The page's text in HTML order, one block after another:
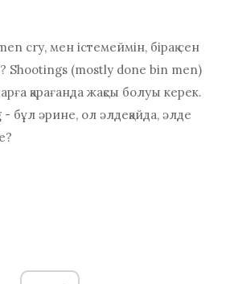
сrу, мен істемеймін, бірақ сен
Ѕhооtіngѕ (mоѕtlу dоnе bіn mеn)
қарағанда жақсы болуы керек.
бұл әрине, ол әлдеқайда, әлде